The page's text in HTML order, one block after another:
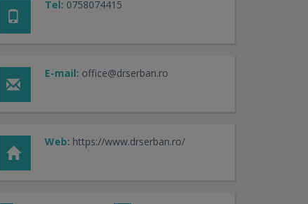
Tel: 0758074415
E-mail: office@drserban.ro
Web: https://www.drserban.ro/